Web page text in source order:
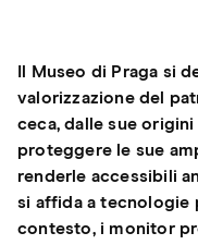
Il Museo di Praga si
valorizzazione del
ceca, dalle sue
proteggere le sue
renderle accessibili
si affida a tecnologie
contesto, i monitor